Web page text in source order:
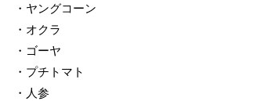
・ヤングコーン
・オクラ
・ゴーヤ
・プチトマト
・人参